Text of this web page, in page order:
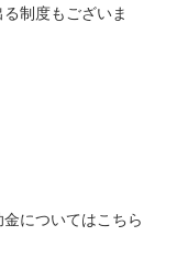
制度もございま
についてはこちら